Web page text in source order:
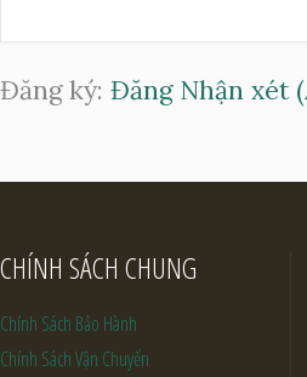
Đăng ký: Đăng Nhận xét
CHÍNH SÁCH CHUNG
Chính Sách Bảo Hành
Chính Sách Vận Chuyển